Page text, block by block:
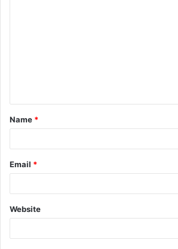
Name *
Email *
Website